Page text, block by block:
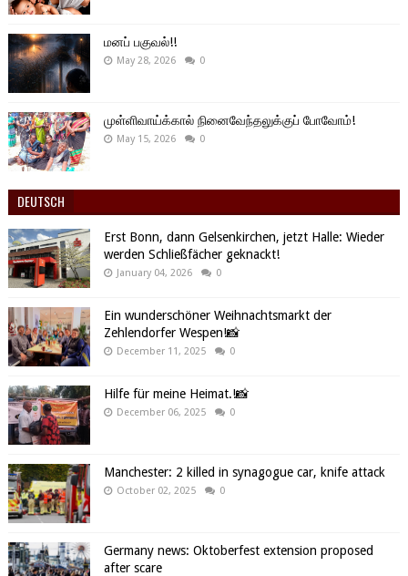
மனப் பகுவல்!!
May 28, 2026 0
முள்ளிவாய்க்கால் நினைவேந்தலுக்குப் போவோம்!
May 15, 2026 0
DEUTSCH
Erst Bonn, dann Gelsenkirchen, jetzt Halle: Wieder
werden Schließfächer geknackt!
January 04, 2026 0
Ein wunderschöner Weihnachtsmarkt der
Zehlendorfer Wespen!📸
December 11, 2025 0
Hilfe für meine Heimat.!📸
December 06, 2025 0
Manchester: 2 killed in synagogue car, knife attack
October 02, 2025 0
Germany news: Oktoberfest extension proposed
after scare